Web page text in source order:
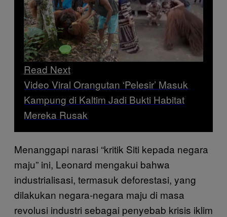
Read Next
Video Viral Orangutan ‘Pelesir’ Masuk
Kampung di Kaltim Jadi Bukti Habitat
Mereka Rusak
Menanggapi narasi “kritik Siti kepada negara
maju” ini, Leonard mengakui bahwa
industrialisasi, termasuk deforestasi, yang
dilakukan negara-negara maju di masa
revolusi industri sebagai penyebab krisis iklim